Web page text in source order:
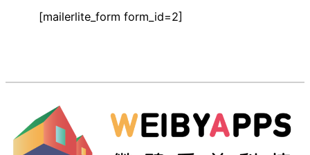
[mailerlite_form form_id=2]